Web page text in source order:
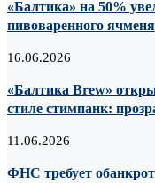
«Балтика» на 50%
пивоваренного ячменя
16.06.2026
«Балтика Brew»
стиле стимпанк:
11.06.2026
ФНС требует